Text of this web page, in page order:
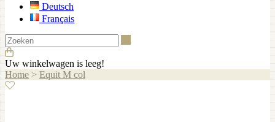
Deutsch
Français
Uw winkelwagen is leeg!
Home > Equit M col